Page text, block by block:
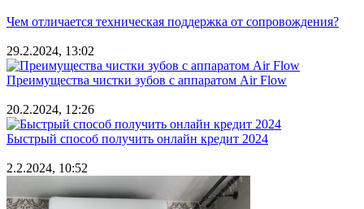
Чем отличается техническая поддержка от сопровождения?
29.2.2024, 13:02
Преимущества чистки зубов с аппаратом Air Flow
20.2.2024, 12:26
Быстрый способ получить онлайн кредит 2024
2.2.2024, 10:52